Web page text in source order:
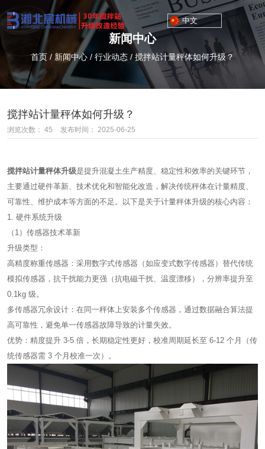
中文
新闻中心
首页 / 新闻中心 / 行业动态 / 搅拌站计量秤体如何升级？
搅拌站计量秤体如何升级？
浏览次数： 45 发布时间： 2025-06-25
搅拌站计量秤体升级是提升混凝土生产精度、稳定性和效率的关键环节，
主要通过硬件革新、技术优化和智能化改造，解决传统秤体在计量精度、
可靠性、维护成本等方面的不足。以下是关于计量秤体升级的核心内容：
1. 硬件系统升级
（1）传感器技术革新
升级类型：
高精度称重传感器：采用数字式传感器（如应变式数字传感器）替代传统
模拟传感器，抗干扰能力更强（抗电磁干扰、温度漂移），分辨率提升至
0.1kg 级。
多传感器冗余设计：在同一秤体上安装多个传感器，通过数据融合算法提
高可靠性，避免单一传感器故障导致的计量失效。
优势：精度提升 3-5 倍，长期稳定性更好，校准周期延长至 6-12 个月（传
统传感器需 3 个月校准一次）。